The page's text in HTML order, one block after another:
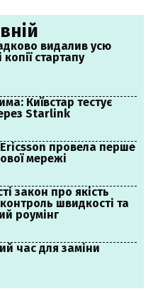
видалив усю
стартапу
Київстар тестує
Starlink
провела перше
мережі
закон про якість
швидкості та
роумінг
час для заміни